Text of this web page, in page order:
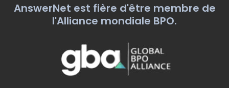
AnswerNet est fière d'être membre de
l'Alliance mondiale BPO.